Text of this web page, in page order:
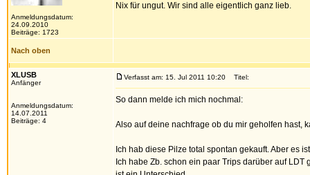
Anmeldungsdatum:
24.09.2010
Beiträge: 1723
Nix für ungut. Wir sind alle eigentlich ganz lieb.
Nach oben
XLUSB
Anfänger
Anmeldungsdatum:
14.07.2011
Beiträge: 4
Verfasst am: 15. Jul 2011 10:20 Titel:
So dann melde ich mich nochmal:
Also auf deine nachfrage ob du mir geholfen hast,
Ich hab diese Pilze total spontan gekauft. Aber es
Ich habe Zb. schon ein paar Trips darüber auf